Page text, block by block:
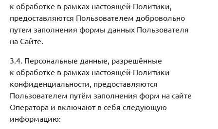
к обработке в рамках настоящей Политики,
предоставляются Пользователем добровольно
путем заполнения формы данных Пользователя
на Сайте.
3.4. Персональные данные, разрешённые
к обработке в рамках настоящей Политики
конфиденциальности, предоставляются
Пользователем путём заполнения форм на сайте
Оператора и включают в себя следующую
информацию: